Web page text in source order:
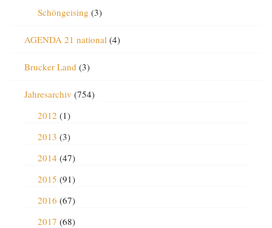
Schöngeising (3)
AGENDA 21 national(4)
Brucker Land (3)
Jahresarchiv (754)
2012 (1)
2013 (3)
2014 (47)
2015 (91)
2016 (67)
2017 (68)